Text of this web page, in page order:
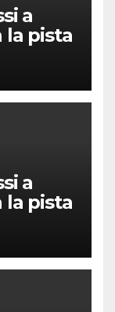
a
la pista
a
la pista